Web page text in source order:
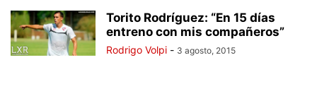
Torito Rodríguez: “En 15 días
entreno con mis compañeros”
Rodrigo Volpi - 3 agosto, 2015